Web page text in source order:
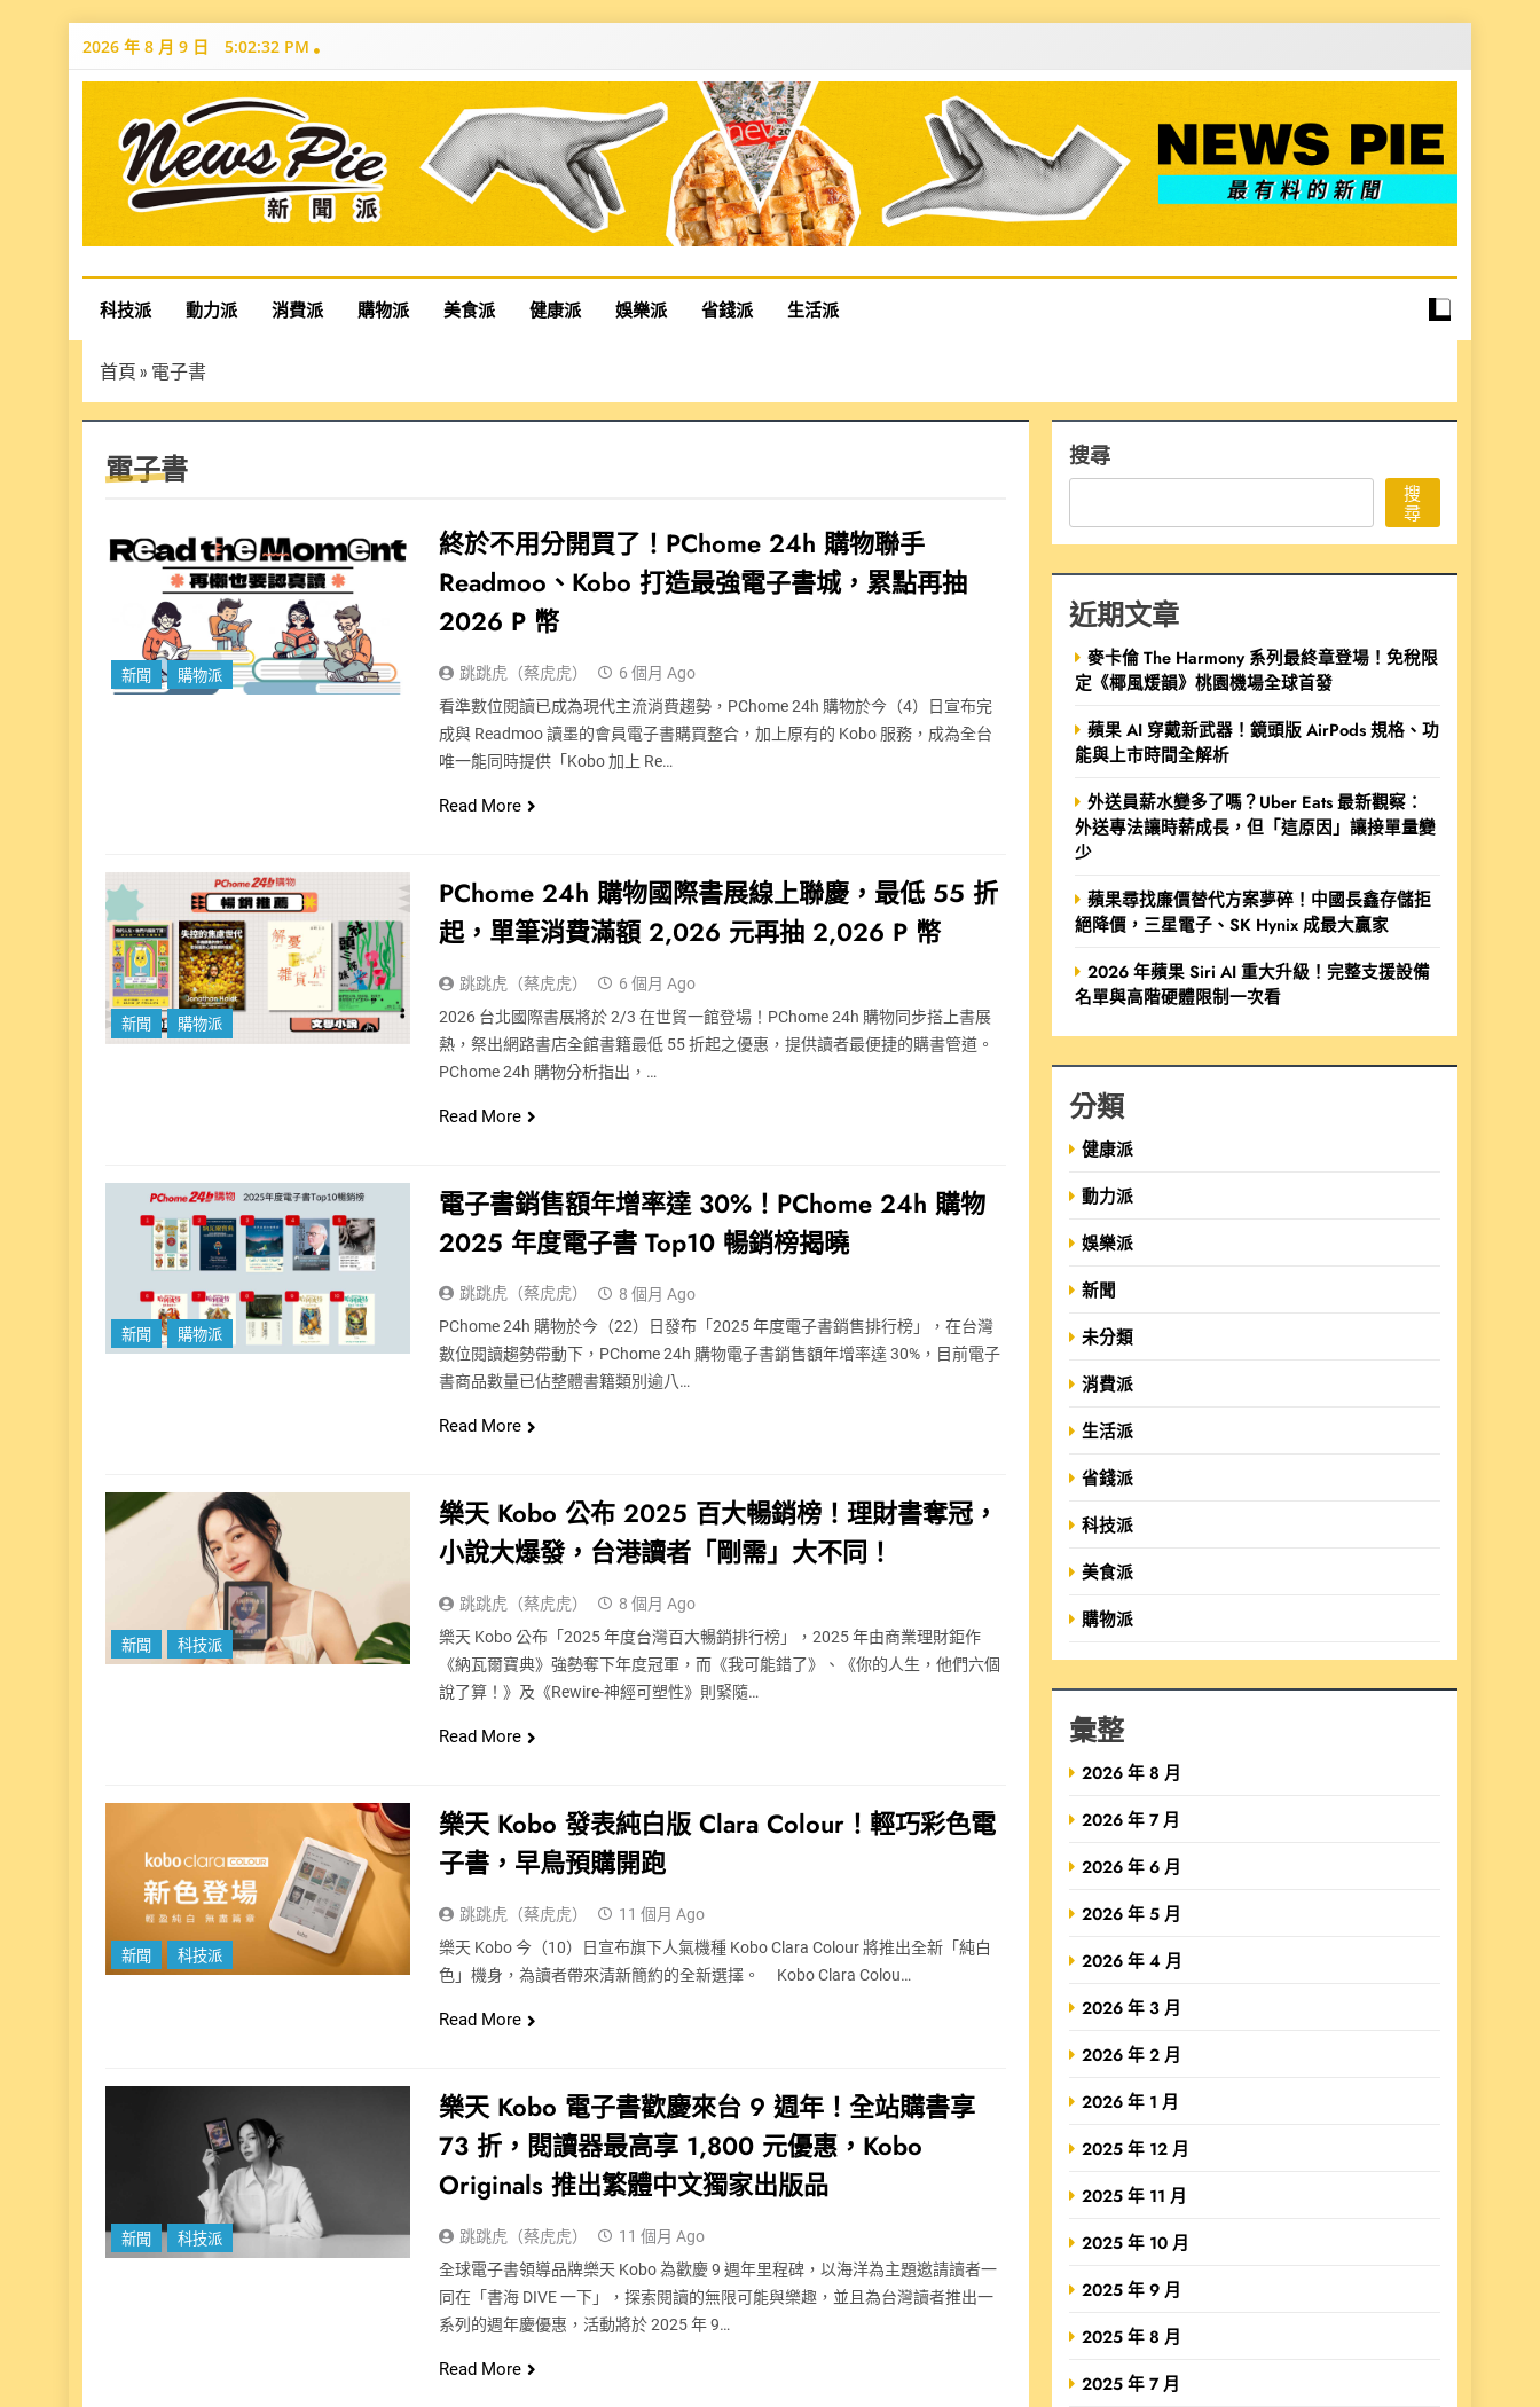
Skip
2026 年 8 月 9 日 5:02:33 PM
News Pie
最有料的新聞
科技派 動力派 消費派 購物派 美食派 健康派 娛樂派 省錢派 生活派
首頁 » 電子書
電子書
新聞 購物派
終於不用分開買了！PChome 24h 購物聯手
Readmoo、Kobo 打造最強電子書城，累點再抽
2026 P 幣
跳跳虎（蔡虎虎）
6 個月 Ago
看準數位閱讀已成為現代主流消費趨勢，PChome 24h 購物於今（4）日宣布完
成與 Readmoo 讀墨的會員電子書購買整合，加上原有的 Kobo 服務，成為全台
唯一能同時提供「Kobo 加上 Re…
Read More
新聞 購物派
PChome 24h 購物國際書展線上聯慶，最低 55 折
起，單筆消費滿額 2,026 元再抽 2,026 P 幣
跳跳虎（蔡虎虎）
6 個月 Ago
2026 台北國際書展將於 2/3 在世貿一館登場！PChome 24h 購物同步搭上書展
熱，祭出網路書店全館書籍最低 55 折起之優惠，提供讀者最便捷的購書管道。
PChome 24h 購物分析指出，…
Read More
新聞 購物派
電子書銷售額年增率達 30%！PChome 24h 購物
2025 年度電子書 Top10 暢銷榜揭曉
跳跳虎（蔡虎虎）
8 個月 Ago
PChome 24h 購物於今（22）日發布「2025 年度電子書銷售排行榜」，在台灣
數位閱讀趨勢帶動下，PChome 24h 購物電子書銷售額年增率達 30%，目前電子
書商品數量已佔整體書籍類別逾八…
Read More
新聞 科技派
樂天 Kobo 公布 2025 百大暢銷榜！理財書奪冠，
小說大爆發，台港讀者「剛需」大不同！
跳跳虎（蔡虎虎）
8 個月 Ago
樂天 Kobo 公布「2025 年度台灣百大暢銷排行榜」，2025 年由商業理財鉅作
《納瓦爾寶典》強勢奪下年度冠軍，而《我可能錯了》、《你的人生，他們六個
說了算！》及《Rewire-神經可塑性》則緊隨…
Read More
新聞 科技派
樂天 Kobo 發表純白版 Clara Colour！輕巧彩色電
子書，早鳥預購開跑
跳跳虎（蔡虎虎）
11 個月 Ago
樂天 Kobo 今（10）日宣布旗下人氣機種 Kobo Clara Colour 將推出全新「純白
色」機身，為讀者帶來清新簡約的全新選擇。 Kobo Clara Colou…
Read More
新聞 科技派
樂天 Kobo 電子書歡慶來台 9 週年！全站購書享
73 折，閱讀器最高享 1,800 元優惠，Kobo
Originals 推出繁體中文獨家出版品
跳跳虎（蔡虎虎）
11 個月 Ago
全球電子書領導品牌樂天 Kobo 為歡慶 9 週年里程碑，以海洋為主題邀請讀者一
同在「書海 DIVE 一下」，探索閱讀的無限可能與樂趣，並且為台灣讀者推出一
系列的週年慶優惠，活動將於 2025 年 9…
Read More
搜尋
搜
尋
近期文章
麥卡倫 The Harmony 系列最終章登場！免稅限
定《椰風煖韻》桃園機場全球首發
蘋果 AI 穿戴新武器！鏡頭版 AirPods 規格、功
能與上市時間全解析
外送員薪水變多了嗎？Uber Eats 最新觀察：
外送專法讓時薪成長，但「這原因」讓接單量變
少
蘋果尋找廉價替代方案夢碎！中國長鑫存儲拒
絕降價，三星電子、SK Hynix 成最大贏家
2026 年蘋果 Siri AI 重大升級！完整支援設備
名單與高階硬體限制一次看
分類
健康派
動力派
娛樂派
新聞
未分類
消費派
生活派
省錢派
科技派
美食派
購物派
彙整
2026 年 8 月
2026 年 7 月
2026 年 6 月
2026 年 5 月
2026 年 4 月
2026 年 3 月
2026 年 2 月
2026 年 1 月
2025 年 12 月
2025 年 11 月
2025 年 10 月
2025 年 9 月
2025 年 8 月
2025 年 7 月